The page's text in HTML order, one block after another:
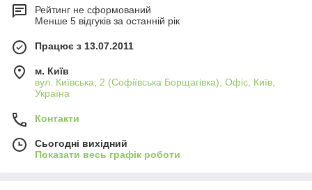
Рейтинг не сформований
Менше 5 відгуків за останній рік
Працює з 13.07.2011
м. Київ
вул. Київська, 2 (Софіївська Борщагівка), Офіс, Київ,
Україна
Контакти
Сьогодні вихідний
Показати весь графік роботи